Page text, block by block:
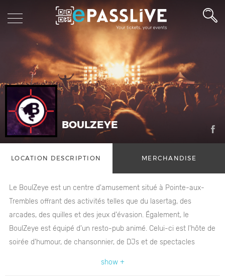
BOULZEYE
LOCATION DESCRIPTION MERCHANDISE
Le BoulZeye est un centre d'amusement situé à Pointe-aux-
Trembles offrant des activités telles que du lasertag, des
arcades, des quilles et des jeux d'évasion. Également, le
BoulZeye est équipé d'un resto-pub animé. Celui-ci est l'hôte de
soirée d'humour, de chansonnier, de DJs et de spectacles
show +